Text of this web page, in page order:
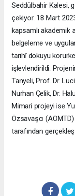
Seddülbahir Kalesi,
çekiyor. 18 Mart
kapsamlı akademik
belgeleme ve
tarihî dokuyu
işlevlendirildi.
Tanyeli, Prof. Dr.
Nurhan Çelik, Dr.
Mimari projeyi ise
Özsavaşcı
tarafından